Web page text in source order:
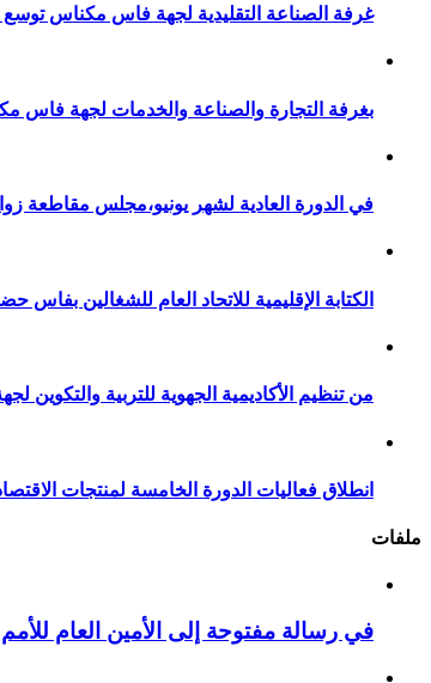
غرفة الصناعة التقليدية لجهة فاس مكناس توسع
بغرفة التجارة والصناعة والخدمات لجهة فاس
في الدورة العادية لشهر يونيو،مجلس مقاطعة
الكتابة الإقليمية للاتحاد العام للشغالين
من تنظيم الأكاديمية الجهوية للتربية
انطلاق فعاليات الدورة الخامسة لمنتجات
ملفات
في رسالة مفتوحة إلى الأمين العام